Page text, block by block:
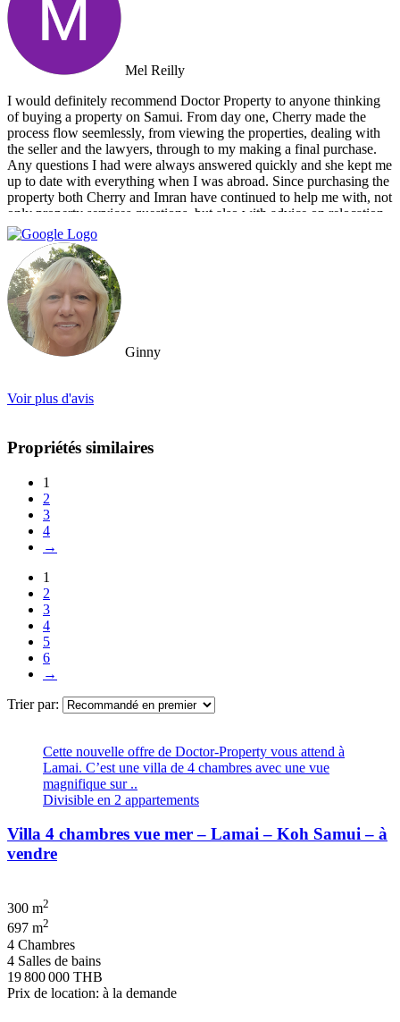
Mel Reilly
I would definitely recommend Doctor Property to anyone thinking
of buying a property on Samui. From day one, Cherry made the
process flow seemlessly, from viewing the properties, dealing with
the seller and the lawyers, through to my making a final purchase.
Any questions I had were always answered quickly and she kept me
up to date with everything when I was abroad. Since purchasing the
property both Cherry and Imran have continued to help me with, not
only property services questions, but also with advice on relocation
information. You always feel welcome and they'll always make time
for you.
Ginny
Voir plus d'avis
Propriétés similaires
1
2
3
4
→
1
2
3
4
5
6
→
Trier par:
Cette nouvelle offre de Doctor-Property vous attend à
Lamai. C’est une villa de 4 chambres avec une vue
magnifique sur ..
Divisible en 2 appartements
Villa 4 chambres vue mer – Lamai – Koh Samui – à
vendre
300 m2
697 m2
4 Chambres
4 Salles de bains
19 800 000 THB
Prix de location: à la demande